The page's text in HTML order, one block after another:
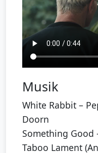
Musik
White Rabbit –
Doorn
Something Good
Taboo Lament